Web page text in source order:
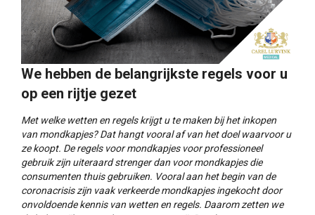
We hebben de belangrijkste regels voor u
op een rijtje gezet
Met welke wetten en regels krijgt u te maken bij het inkopen
van mondkapjes? Dat hangt vooral af van het doel waarvoor u
ze koopt. De regels voor mondkapjes voor professioneel
gebruik zijn uiteraard strenger dan voor mondkapjes die
consumenten thuis gebruiken. Vooral aan het begin van de
coronacrisis zijn vaak verkeerde mondkapjes ingekocht door
onvoldoende kennis van wetten en regels. Daarom zetten we